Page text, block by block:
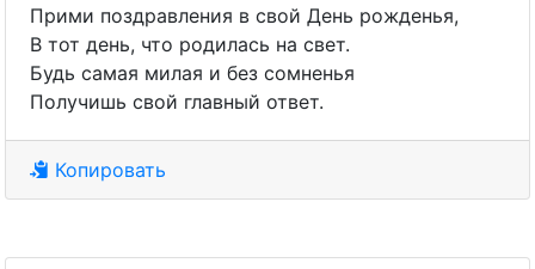
Прими поздравления в свой День рожденья,
В тот день, что родилась на свет.
Будь самая милая и без сомненья
Получишь свой главный ответ.
Копировать